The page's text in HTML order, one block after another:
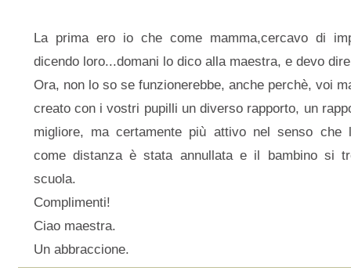
La prima ero io che come mamma,cercavo di
dicendo loro...domani lo dico alla maestra, e devo
Ora, non lo so se funzionerebbe, anche perchè, voi
creato con i vostri pupilli un diverso rapporto, un
migliore, ma certamente più attivo nel senso che
come distanza è stata annullata e il bambino si
scuola.
Complimenti!
Ciao maestra.
Un abbraccione.